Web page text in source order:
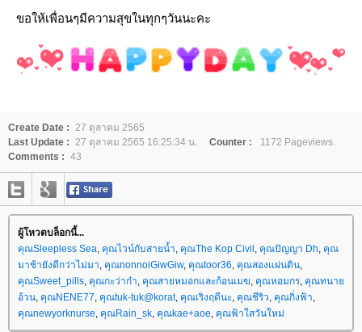
ขอให้เพื่อนๆมีความสุขในทุกๆวันนะคะ
Create Date : 27 ตุลาคม 2565
Last Update : 27 ตุลาคม 2565 16:25:34 น. Counter :
1172 Pageviews.
Comments : 43
ผู้โหวตบล็อกนี้...
คุณSleepless Sea, คุณไวน์กับสายน้ำ, คุณThe Kop Civil, คุณปัญญา Dh, คุณ
มาช้ายังดีกว่าไม่มา, คุณnonnoiGiwGiw, คุณtoor36, คุณสองแผ่นดิน,
คุณSweet_pills, คุณกะว่าก๋า, คุณสายหมอกและก้อนเมฆ, คุณหอมกร, คุณทนา
อ้วน, คุณNENE77, คุณtuk-tuk@korat, คุณเริงฤดีนะ, คุณชีริว, คุณกิ่งฟ้า,
คุณnewyorknurse, คุณRain_sk, คุณkae+aoe, คุณฟ้าใสวันใหม่